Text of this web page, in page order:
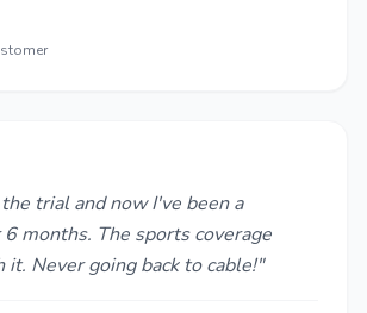
trial and now I've been a
months. The sports coverage
it. Never going back to cable!"